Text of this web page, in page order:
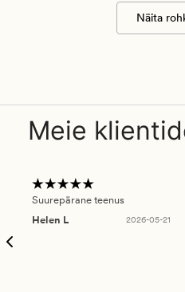
Näita
Meie
Suurepärane teenus
Helen L
2026-05-21